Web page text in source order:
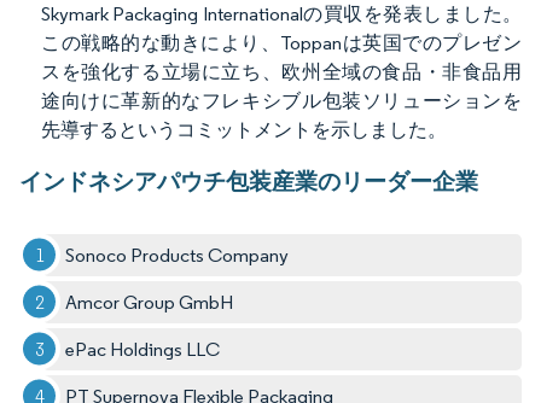
Skymark Packaging Internationalの買収を発表しました。
この戦略的な動きにより、Toppanは英国でのプレゼン
スを強化する立場に立ち、欧州全域の食品・非食品用
途向けに革新的なフレキシブル包装ソリューションを
先導するというコミットメントを示しました。
インドネシアパウチ包装産業のリーダー企業
Sonoco Products Company
Amcor Group GmbH
ePac Holdings LLC
PT Supernova Flexible Packaging